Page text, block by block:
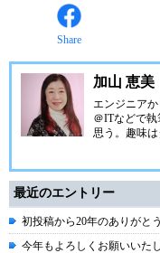
Share
加山 恵美
エンジニアか
＠ITなどで
思う。趣味は
最近のエントリー
初投稿から20年のありがとう
今年もよろしくお願いいた